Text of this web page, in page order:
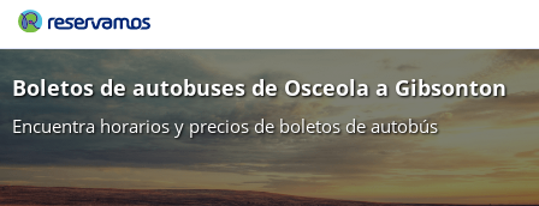
Boletos de autobuses de Osceola a Gibsonton
Encuentra horarios y precios de boletos de autobús